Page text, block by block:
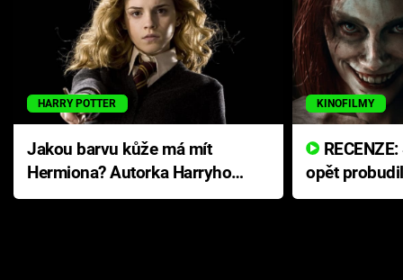
HARRY POTTER
Jakou barvu kůže má mít
Hermiona? Autorka Harryho
Pottera přišla s ráznou
KINOFILMY
opět
přichází s